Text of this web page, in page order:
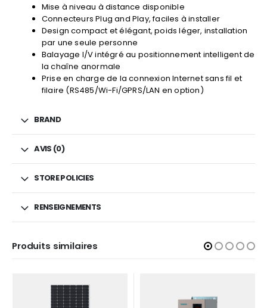
Mise à niveau à distance disponible
Connecteurs Plug and Play, faciles à installer
Design compact et élégant, poids léger, installation
par une seule personne
Balayage I/V intégré au positionnement intelligent de
la chaîne anormale
Prise en charge de la connexion Internet sans fil et
filaire (RS485/Wi-Fi/GPRS/LAN en option)
BRAND
AVIS (0)
STORE POLICIES
RENSEIGNEMENTS
Produits similaires